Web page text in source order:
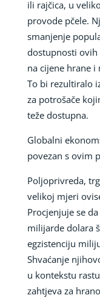
ili rajčica, u
provode pčele.
smanjenje
dostupnosti
na cijene hrane
To bi rezultiralo
za potrošače
teže dostupna.
Globalni
povezan s ovim
Poljoprivreda,
velikoj mjeri
Procjenjuje se
milijarde dolara
egzistenciju
Shvaćanje
u kontekstu
zahtjeva za